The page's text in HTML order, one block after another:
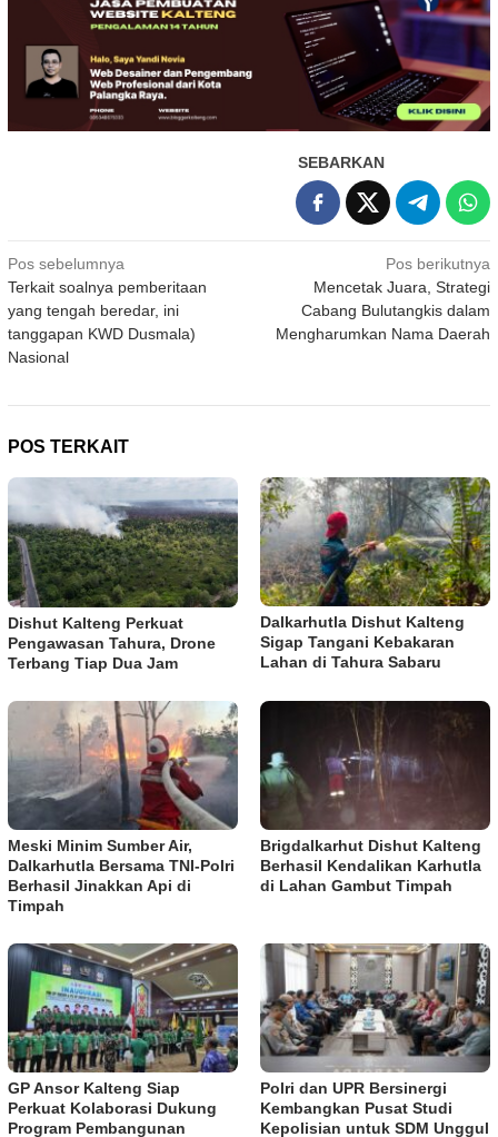
SEBARKAN
Navigasi
pos
Pos sebelumnya
Terkait soalnya pemberitaan
yang tengah beredar, ini
tanggapan KWD Dusmala)
Nasional
Pos berikutnya
Mencetak Juara, Strategi
Cabang Bulutangkis dalam
Mengharumkan Nama Daerah
POS TERKAIT
Dishut Kalteng Perkuat
Pengawasan Tahura, Drone
Terbang Tiap Dua Jam
Dalkarhutla Dishut Kalteng
Sigap Tangani Kebakaran
Lahan di Tahura Sabaru
Meski Minim Sumber Air,
Dalkarhutla Bersama TNI-Polri
Berhasil Jinakkan Api di
Timpah
Brigdalkarhut Dishut Kalteng
Berhasil Kendalikan Karhutla
di Lahan Gambut Timpah
GP Ansor Kalteng Siap
Perkuat Kolaborasi Dukung
Program Pembangunan
Polri dan UPR Bersinergi
Kembangkan Pusat Studi
Kepolisian untuk SDM Unggul